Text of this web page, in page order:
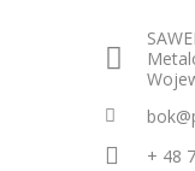
+ 48